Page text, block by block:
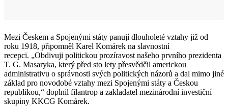
Mezi Českem a Spojenými státy panují dlouholeté vztahy již od
roku 1918, připomněl Karel Komárek na slavnostní
recepci. „Obdivuji politickou prozíravost našeho prvního prezidenta
T. G. Masaryka, který před sto lety přesvědčil americkou
administrativu o správnosti svých politických názorů a dal mimo jiné
základ pro novodobé vztahy mezi Spojenými státy a Českou
republikou,“ doplnil filantrop a zakladatel mezinárodní investiční
skupiny KKCG Komárek.